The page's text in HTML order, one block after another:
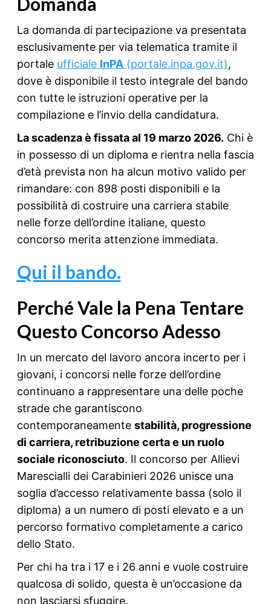
La domanda di partecipazione va presentata
esclusivamente per via telematica tramite il
portale ufficiale InPA(portale.inpa.gov.it),
dove è disponibile il testo integrale del bando
con tutte le istruzioni operative per la
compilazione e l’invio della candidatura.
La scadenza è fissata al 19 marzo 2026. Chi è
in possesso di un diploma e rientra nella fascia
d’età prevista non ha alcun motivo valido per
rimandare: con 898 posti disponibili e la
possibilità di costruire una carriera stabile
nelle forze dell’ordine italiane, questo
concorso merita attenzione immediata.
Qui il bando.
Perché Vale la Pena Tentare
Questo Concorso Adesso
In un mercato del lavoro ancora incerto per i
giovani, i concorsi nelle forze dell’ordine
continuano a rappresentare una delle poche
strade che garantiscono
contemporaneamente stabilità, progressione
di carriera, retribuzione certa e un ruolo
sociale riconosciuto. Il concorso per Allievi
Marescialli dei Carabinieri 2026 unisce una
soglia d’accesso relativamente bassa (solo il
diploma) a un numero di posti elevato e a un
percorso formativo completamente a carico
dello Stato.
Per chi ha tra i 17 e i 26 anni e vuole costruire
qualcosa di solido, questa è un’occasione da
non lasciarsi sfuggire.